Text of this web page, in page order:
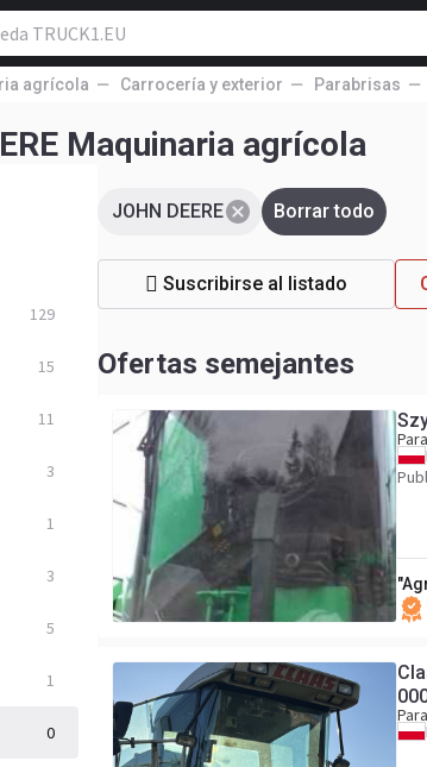
agrícola Carrocería y exterior Parabrisas
Maquinaria agrícola
129
15
11
3
1
3
5
1
0
JOHN DEERE Borrar todo
Suscribirse al listado
Ofertas semejantes